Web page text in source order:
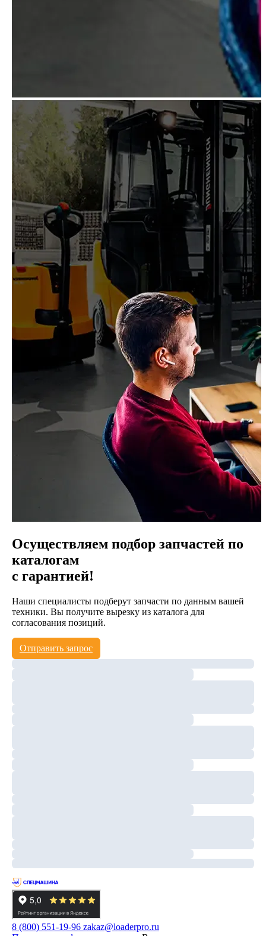
Осуществляем подбор запчастей по
каталогам
с гарантией!
Наши специалисты подберут запчасти по данным вашей
техники. Вы получите вырезку из каталога для
согласования позиций.
Отправить запрос
8 (800) 551-19-96 zakaz@loaderpro.ru